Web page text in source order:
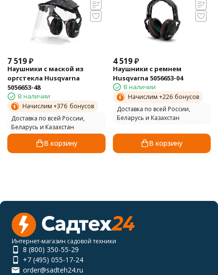
7 519₽
Наушники с маской из
оргстекла Husqvarna
5056653-48
В наличии
Начислим +376 бонусов
Доставка по всей России,
Беларусь и Казахстан
В корзину
4 519 ₽
Наушники с ремнем
Husqvarna 5056653-04
В наличии
Начислим +226 бонусов
Доставка по всей России,
Беларусь и Казахстан
В корзину
Интернет-магазин садовой техники
8 (800) 350-55-29
+7 (495) 055-17-24
order@sadteh24.ru